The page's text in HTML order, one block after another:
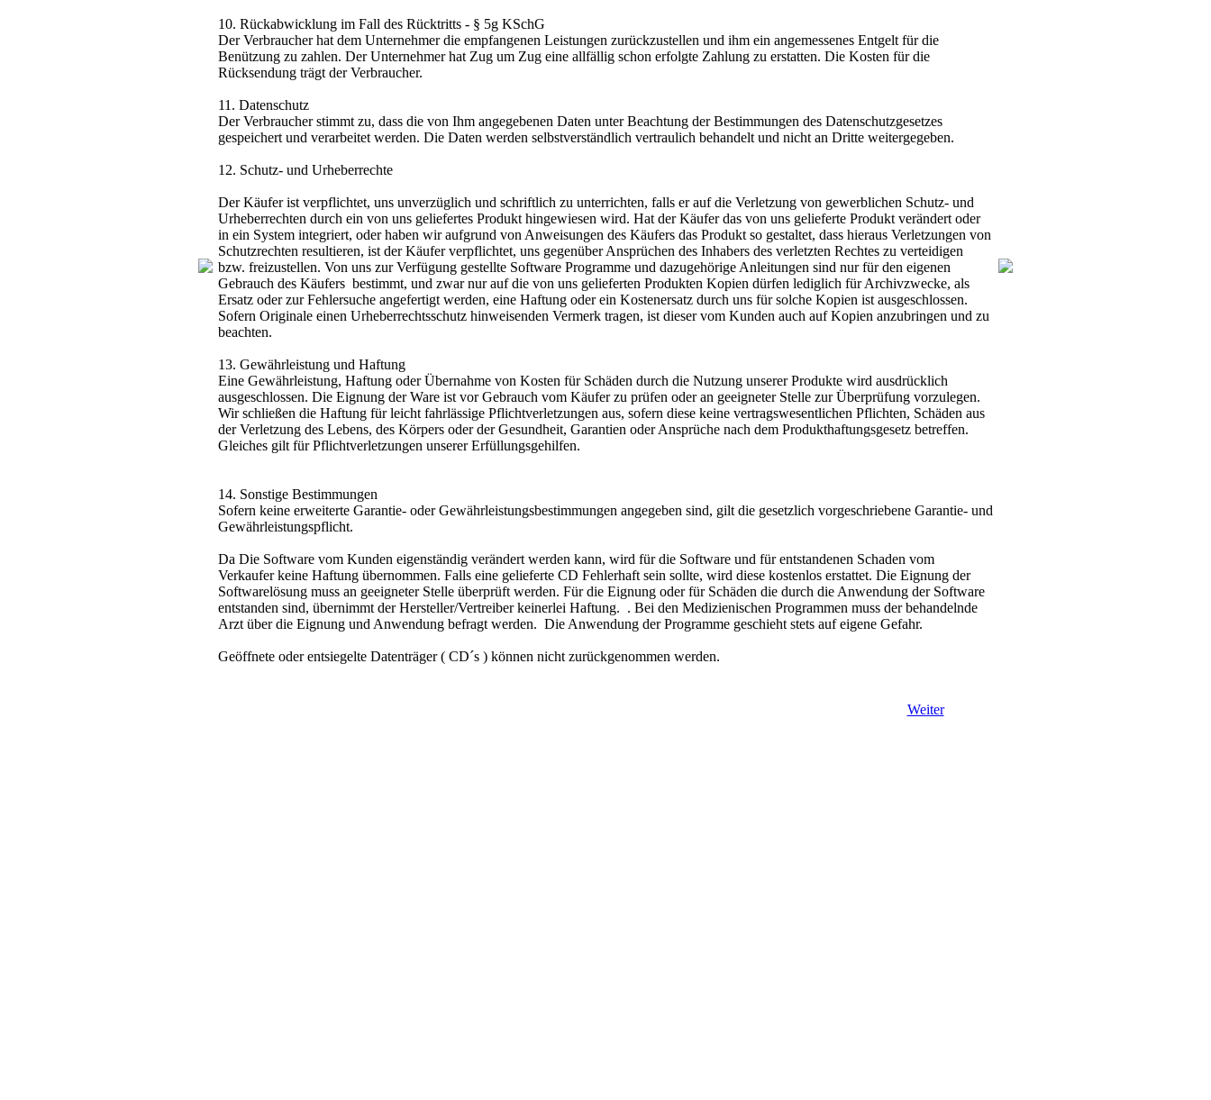
10. Rückabwicklung im Fall des Rücktritts - § 5g KSchG
Der Verbraucher hat dem Unternehmer die empfangenen Leistungen zurückzustellen und ihm ein angemessenes Entgelt für die
Benützung zu zahlen. Der Unternehmer hat Zug um Zug eine allfällig schon erfolgte Zahlung zu erstatten. Die Kosten für die
Rücksendung trägt der Verbraucher.
11. Datenschutz
Der Verbraucher stimmt zu, dass die von Ihm angegebenen Daten unter Beachtung der Bestimmungen des Datenschutzgesetzes
gespeichert und verarbeitet werden. Die Daten werden selbstverständlich vertraulich behandelt und nicht an Dritte weitergegeben.
12. Schutz- und Urheberrechte
Der Käufer ist verpflichtet, uns unverzüglich und schriftlich zu unterrichten, falls er auf die Verletzung von gewerblichen Schutz- und
Urheberrechten durch ein von uns geliefertes Produkt hingewiesen wird. Hat der Käufer das von uns gelieferte Produkt verändert oder
in ein System integriert, oder haben wir aufgrund von Anweisungen des Käufers das Produkt so gestaltet, dass hieraus Verletzungen von
Schutzrechten resultieren, ist der Käufer verpflichtet, uns gegenüber Ansprüchen des Inhabers des verletzten Rechtes zu verteidigen
bzw. freizustellen. Von uns zur Verfügung gestellte Software Programme und dazugehörige Anleitungen sind nur für den eigenen
Gebrauch des Käufers bestimmt, und zwar nur auf die von uns gelieferten Produkten Kopien dürfen lediglich für Archivzwecke, als
Ersatz oder zur Fehlersuche angefertigt werden, eine Haftung oder ein Kostenersatz durch uns für solche Kopien ist ausgeschlossen.
Sofern Originale einen Urheberrechtsschutz hinweisenden Vermerk tragen, ist dieser vom Kunden auch auf Kopien anzubringen und zu
beachten.
13. Gewährleistung und Haftung
Eine Gewährleistung, Haftung oder Übernahme von Kosten für Schäden durch die Nutzung unserer Produkte wird ausdrücklich
ausgeschlossen. Die Eignung der Ware ist vor Gebrauch vom Käufer zu prüfen oder an geeigneter Stelle zur Überprüfung vorzulegen.
Wir schließen die Haftung für leicht fahrlässige Pflichtverletzungen aus, sofern diese keine vertragswesentlichen Pflichten, Schäden aus
der Verletzung des Lebens, des Körpers oder der Gesundheit, Garantien oder Ansprüche nach dem Produkthaftungsgesetz betreffen.
Gleiches gilt für Pflichtverletzungen unserer Erfüllungsgehilfen.
14. Sonstige Bestimmungen
Sofern keine erweiterte Garantie- oder Gewährleistungsbestimmungen angegeben sind, gilt die gesetzlich vorgeschriebene Garantie- und
Gewährleistungspflicht.
Da Die Software vom Kunden eigenständig verändert werden kann, wird für die Software und für entstandenen Schaden vom
Verkaufer keine Haftung übernommen. Falls eine gelieferte CD Fehlerhaft sein sollte, wird diese kostenlos erstattet. Die Eignung der
Softwarelösung muss an geeigneter Stelle überprüft werden. Für die Eignung oder für Schäden die durch die Anwendung der Software
entstanden sind, übernimmt der Hersteller/Vertreiber keinerlei Haftung. . Bei den Medizienischen Programmen muss der behandelnde
Arzt über die Eignung und Anwendung befragt werden. Die Anwendung der Programme geschieht stets auf eigene Gefahr.
Geöffnete oder entsiegelte Datenträger ( CD´s ) können nicht zurückgenommen werden.
Weiter